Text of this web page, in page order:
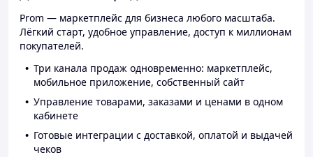
Prom — маркетплейс для бизнеса любого масштаба.
Лёгкий старт, удобное управление, доступ к миллионам
покупателей.
Три канала продаж одновременно: маркетплейс,
мобильное приложение, собственный сайт
Управление товарами, заказами и ценами в одном
кабинете
Готовые интеграции с доставкой, оплатой и выдачей
чеков